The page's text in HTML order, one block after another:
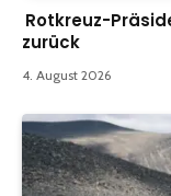
Rotkreuz-
zurück
4. August 2026